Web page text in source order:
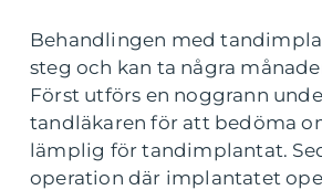
Behandlingen med
steg och kan ta några
Först utförs en noggrann
tandläkaren för att bedöma
lämplig för tandimplantat.
operation där implantatet